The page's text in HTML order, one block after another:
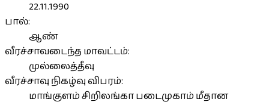
22.11.1990
பால்:
ஆண்
வீரச்சாவடைந்த மாவட்டம்:
முல்லைத்தீவு
வீரச்சாவு நிகழ்வு விபரம்:
மாங்குளம் சிறிலங்கா படைமுகாம் மீதான